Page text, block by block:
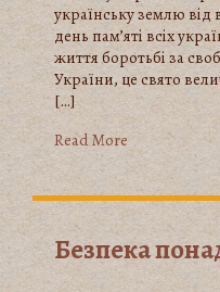
українську землю від
день пам’яті всіх
життя боротьбі за
України, це свято
[…]
Read More
Безпека